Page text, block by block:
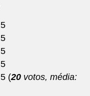
(20 votos, média: